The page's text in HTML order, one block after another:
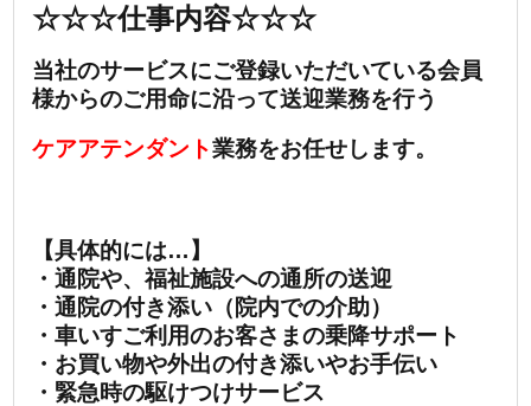
☆☆☆仕事内容☆☆☆
当社のサービスにご登録いただいている会員
様からのご用命に沿って送迎業務を行う
ケアアテンダント業務をお任せします。
【具体的には…】
・通院や、福祉施設への通所の送迎
・通院の付き添い（院内での介助）
・車いすご利用のお客さまの乗降サポート
・お買い物や外出の付き添いやお手伝い
・緊急時の駆けつけサービス